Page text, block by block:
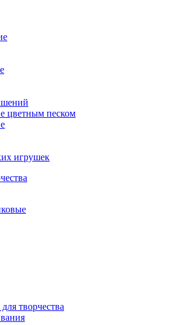
цветным песком
игрушек
творчества